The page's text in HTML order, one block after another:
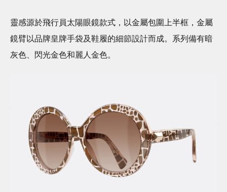
靈感源於飛行員太陽眼鏡款式，以金屬包圍上半框，金屬
鏡臂以品牌皇牌手袋及鞋履的細節設計而成。系列備有暗
灰色、閃光金色和麗人金色。